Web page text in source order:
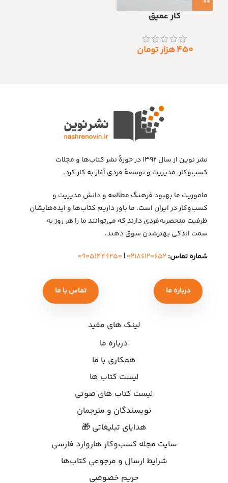
کار عمیق
۴۵۰هزار تومان
نشر نوین از سال ۱۳۹۲ در حوزهٔ نشر کتاب‌ها و مجلات
کسب‌وکار، مدیریت و توسعهٔ فردی آغاز به کار کرد.
ماموریت ما بهبود فرهنگ مطالعه و دانش مدیریت و
کسب‌وکار در ایران است. ما باور داریم کتاب‌ها و ایده‌هایشان
ظرفیت منحصربه‌فردی دارند که می‌توانند ما را هر روز به
سمت اندکی بهتر‌شدن سوق دهند.
شماره تماس: ۰۲۱۸۶۱۲۰۶۵۲| ۰۹۰۵۱۴۴۶۲۵۰
درباره ما تماس با ما
لینک های مفید
درباره ما
همکاری با ما
لیست کتاب ها
لیست کتاب های صوتی
نویسندگان و مترجمان
هدایای تبلیغاتی 🎁
سایت مجله کسب‌وکار هاروارد فارسی
شرایط ارسال و مرجوعی کتاب‌ها
حریم خصوصی